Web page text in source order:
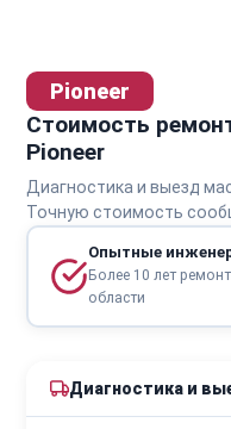
Pioneer
Стоимость
Pioneer
Диагностика и выезд
Точную стоимость
Опытные
Более 10 лет
области
Диагностика и